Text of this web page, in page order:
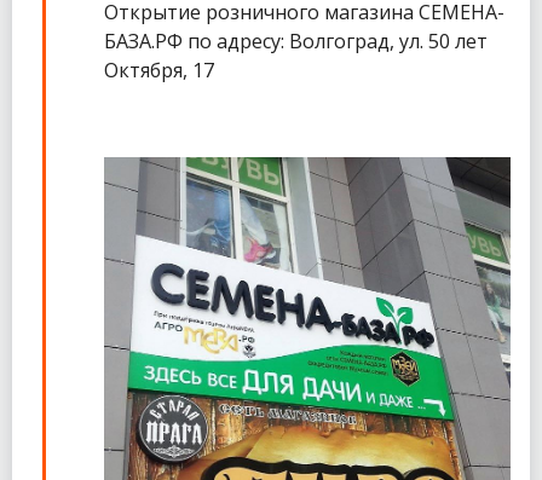
Открытие розничного магазина СЕМЕНА-
БАЗА.РФ по адресу: Волгоград, ул. 50 лет
Октября, 17